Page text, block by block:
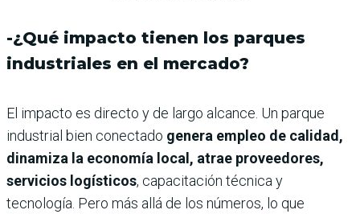
-¿Qué impacto tienen los parques
industriales en el mercado?
El impacto es directo y de largo alcance. Un parque
industrial bien conectado genera empleo de calidad,
dinamiza la economía local, atrae proveedores,
servicios logísticos, capacitación técnica y
tecnología. Pero más allá de los números, lo que